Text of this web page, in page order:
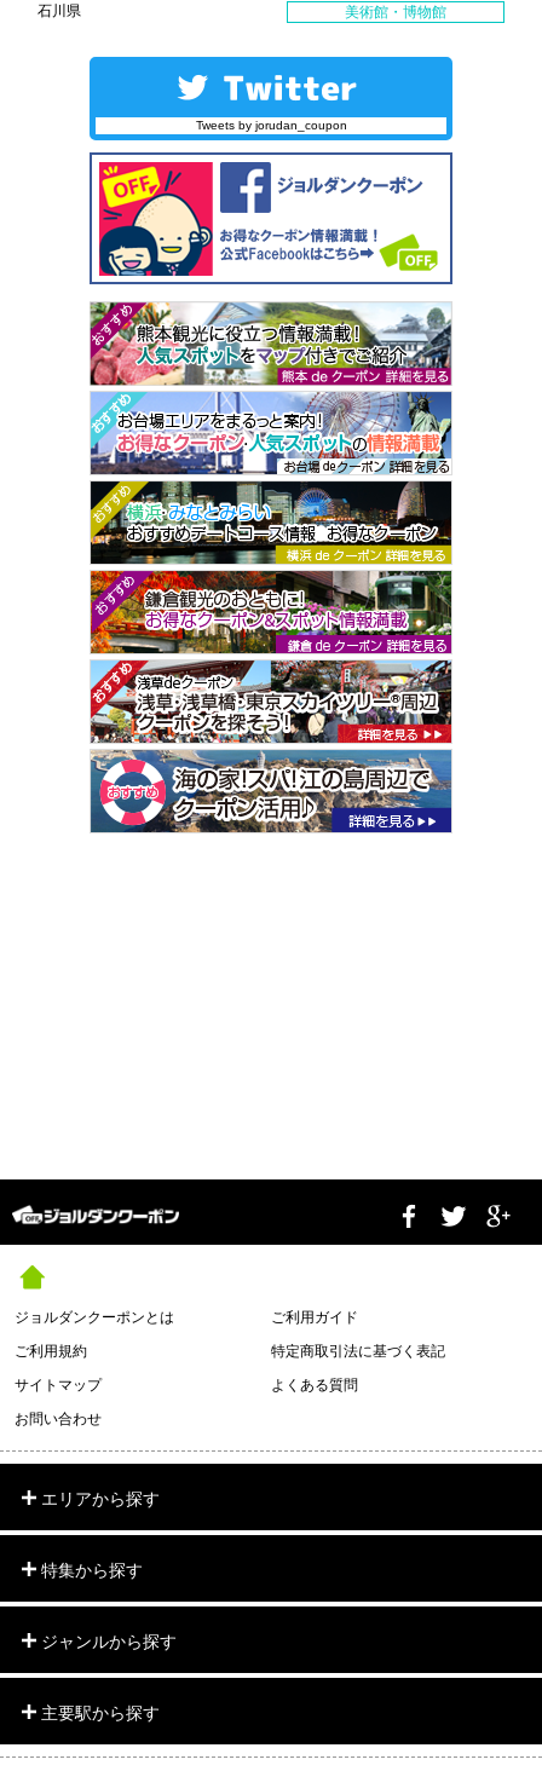
石川県 美術館・博物館
Tweets by jorudan_coupon
ジョルダンクーポンとは
ご利用ガイド
ご利用規約
特定商取引法に基づく表記
サイトマップ
よくある質問
お問い合わせ
エリアから探す
特集から探す
ジャンルから探す
主要駅から探す